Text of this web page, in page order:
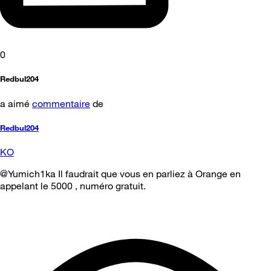
0
Redbul204
a aimé commentaire de
Redbul204
KO
@Yumich1ka Il faudrait que vous en parliez à Orange en
appelant le 5000 , numéro gratuit.